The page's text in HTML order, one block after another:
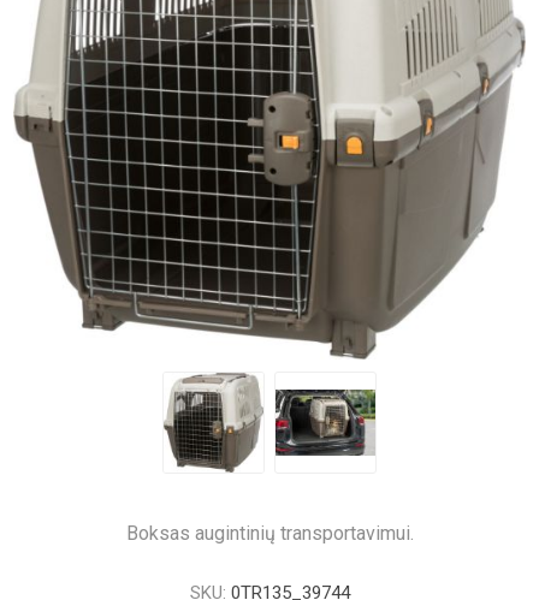
Boksas augintinių transportavimui.
SKU: 0TR135_39744